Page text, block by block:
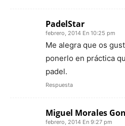
PadelStar
febrero, 2014 En 10:25 pm
Me alegra que os
ponerlo en práctica
padel.
Respuesta
Miguel Morales
febrero, 2014 En 9:27 pm